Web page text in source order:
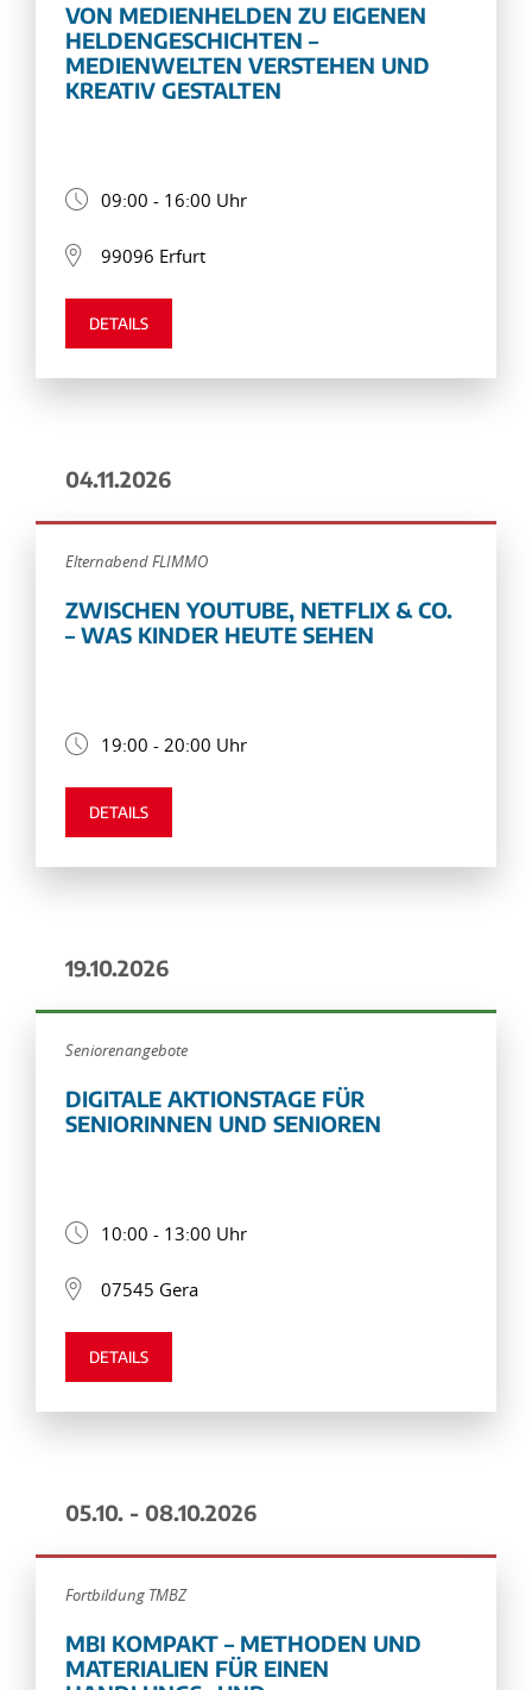
VON MEDIENHELDEN ZU EIGENEN
HELDENGESCHICHTEN –
MEDIENWELTEN VERSTEHEN UND
KREATIV GESTALTEN
09:00 - 16:00 Uhr
99096 Erfurt
DETAILS
04.11.2026
Elternabend FLIMMO
ZWISCHEN YOUTUBE, NETFLIX & CO.
– WAS KINDER HEUTE SEHEN
19:00 - 20:00 Uhr
DETAILS
19.10.2026
Seniorenangebote
DIGITALE AKTIONSTAGE FÜR
SENIORINNEN UND SENIOREN
10:00 - 13:00 Uhr
07545 Gera
DETAILS
05.10. - 08.10.2026
Fortbildung TMBZ
MBI KOMPAKT – METHODEN UND
MATERIALIEN FÜR EINEN